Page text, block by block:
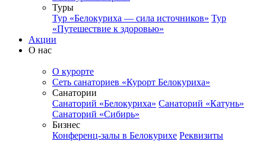
Туры
Тур «Белокуриха — сила источников» Тур
«Путешествие к здоровью»
Акции
О нас
О курорте
Сеть санаториев «Курорт Белокуриха»
Санатории
Санаторий «Белокуриха» Санаторий «Катунь»
Санаторий «Сибирь»
Бизнес
Конференц-залы в Белокурихе Реквизиты